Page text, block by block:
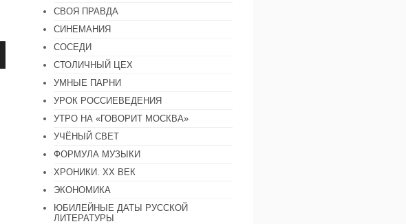
СВОЯ ПРАВДА
СИНЕМАНИЯ
СОСЕДИ
СТОЛИЧНЫЙ ЦЕХ
УМНЫЕ ПАРНИ
УРОК РОССИЕВЕДЕНИЯ
УТРО НА «ГОВОРИТ МОСКВА»
УЧЁНЫЙ СВЕТ
ФОРМУЛА МУЗЫКИ
ХРОНИКИ. ХХ ВЕК
ЭКОНОМИКА
ЮБИЛЕЙНЫЕ ДАТЫ РУССКОЙ
ЛИТЕРАТУРЫ